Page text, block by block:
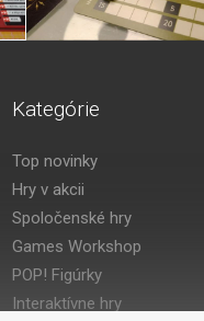
Kategórie
Top novinky
Hry v akcii
Spoločenské hry
Games Workshop
POP! Figúrky
Interaktívne hry